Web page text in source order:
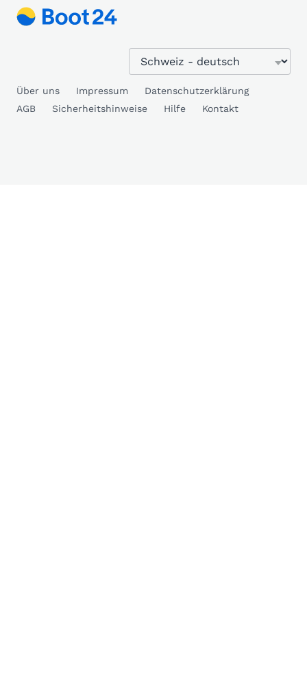
Über uns Impressum
Datenschutzerklärung
AGB
Sicherheitshinweise Hilfe Kontakt